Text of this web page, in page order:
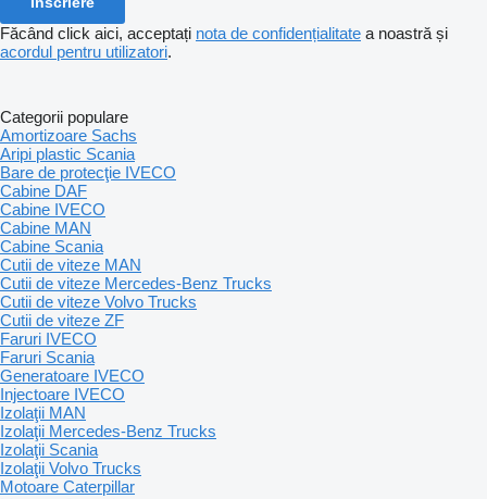
Făcând click aici, acceptați nota de confidențialitate a noastră și
acordul pentru utilizatori.
Categorii populare
Amortizoare Sachs
Aripi plastic Scania
Bare de protecţie IVECO
Cabine DAF
Cabine IVECO
Cabine MAN
Cabine Scania
Cutii de viteze MAN
Cutii de viteze Mercedes-Benz Trucks
Cutii de viteze Volvo Trucks
Cutii de viteze ZF
Faruri IVECO
Faruri Scania
Generatoare IVECO
Injectoare IVECO
Izolaţii MAN
Izolaţii Mercedes-Benz Trucks
Izolaţii Scania
Izolaţii Volvo Trucks
Motoare Caterpillar